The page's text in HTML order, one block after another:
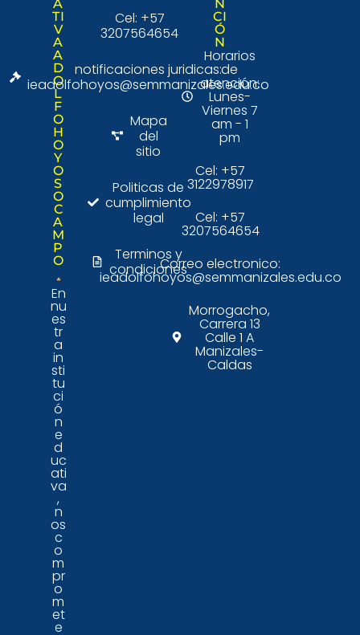
A
TI
V
A
A
D
O
L
F
O
H
O
Y
O
S
O
C
A
M
P
O
En
nu
es
tr
a
in
sti
tu
ci
ó
n
e
d
uc
ati
va
,
n
os
c
o
m
pr
o
m
et
e
Cel: +57
3207564654
notificaciones juridicas:
ieadolfohoyos@semmanizales.edu.co
Mapa
del
sitio
Politicas de
cumplimiento
legal
Terminos y
condiciones
N
CI
Ó
N
Horarios
de
atención:
Lunes-
Viernes 7
am - 1
pm
Cel: +57
3122978917
Cel: +57
3207564654
Correo electronico:
ieadolfohoyos@semmanizales.edu.co
Morrogacho,
Carrera 13
Calle 1 A
Manizales-
Caldas